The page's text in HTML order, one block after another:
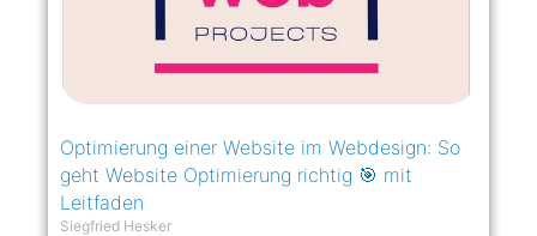
Optimierung einer Website im Webdesign: So
geht Website Optimierung richtig 🎯 mit
Leitfaden
Siegfried Hesker